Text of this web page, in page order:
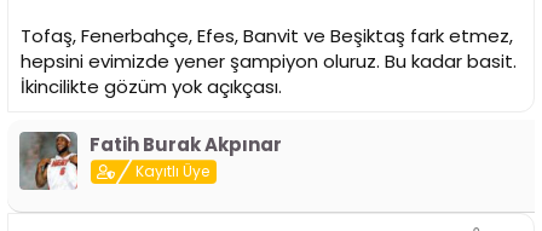
Tofaş, Fenerbahçe, Efes, Banvit ve Beşiktaş fark etmez,
hepsini evimizde yener şampiyon oluruz. Bu kadar basit.
İkincilikte gözüm yok açıkçası.
Fatih Burak Akpınar
Kayıtlı Üye